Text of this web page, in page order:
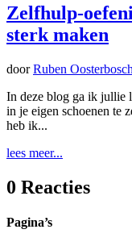
Zelfhulp-
sterk maken
doorRuben Oosterbosch
In deze blog ga ik jullie
in je eigen schoenen te
heb ik...
lees meer...
0 Reacties
Pagina’s